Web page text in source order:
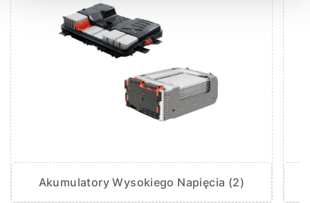
Akumulatory Wysokiego Napięcia (2)